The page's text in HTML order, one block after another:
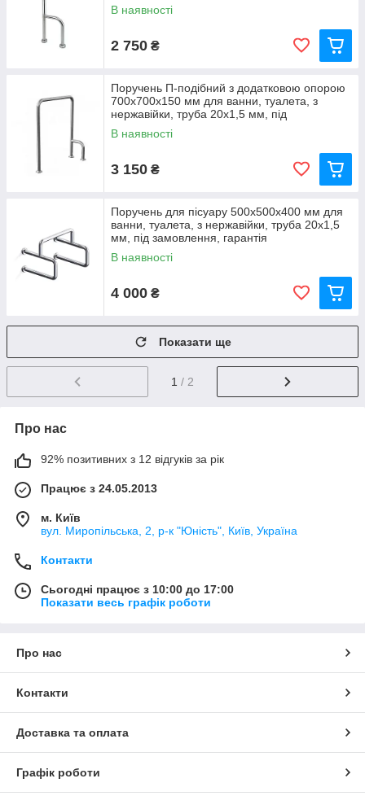
В наявності
2 750 ₴
Поручень П-подібний з додатковою опорою
700х700х150 мм для ванни, туалета, з
нержавійки, труба 20х1,5 мм, під
замовлення, гарантія
В наявності
3 150 ₴
Поручень для пісуару 500х500х400 мм для
ванни, туалета, з нержавійки, труба 20х1,5
мм, під замовлення, гарантія
В наявності
4 000 ₴
Показати ще
1 / 2
Про нас
92% позитивних з 12 відгуків за рік
Працює з 24.05.2013
м. Київ
вул. Миропільська, 2, р-к "Юність", Київ, Україна
Контакти
Сьогодні працює з 10:00 до 17:00
Показати весь графік роботи
Про нас
Контакти
Доставка та оплата
Графік роботи